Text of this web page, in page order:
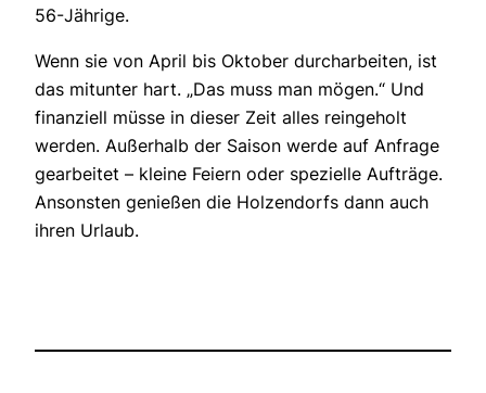
56-Jährige.
Wenn sie von April bis Oktober durcharbeiten, ist
das mitunter hart. „Das muss man mögen.“ Und
finanziell müsse in dieser Zeit alles reingeholt
werden. Außerhalb der Saison werde auf Anfrage
gearbeitet – kleine Feiern oder spezielle Aufträge.
Ansonsten genießen die Holzendorfs dann auch
ihren Urlaub.